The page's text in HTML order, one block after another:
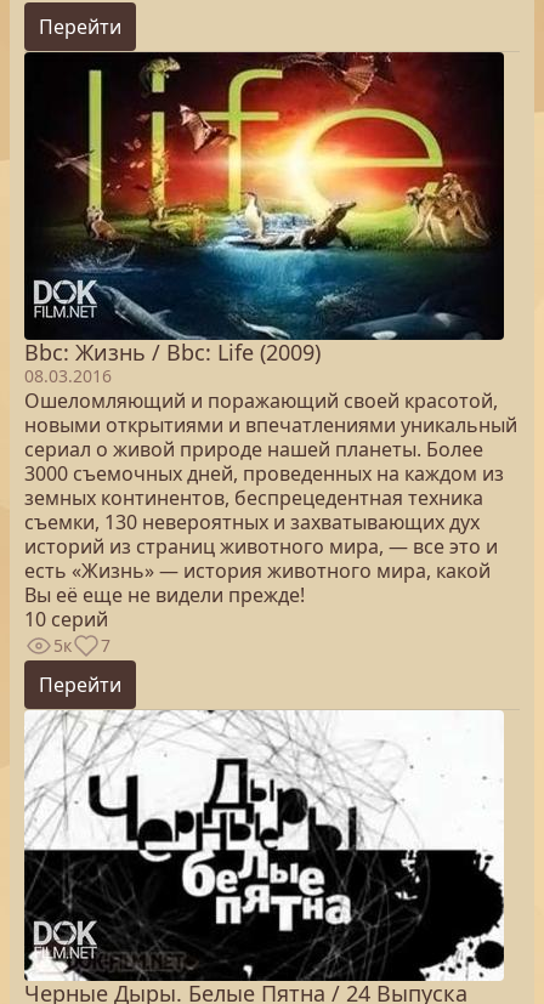
Перейти
Bbc: Жизнь / Bbc: Life (2009)
08.03.2016
Ошеломляющий и поражающий своей красотой,
новыми открытиями и впечатлениями уникальный
сериал о живой природе нашей планеты. Более
3000 съемочных дней, проведенных на каждом из
земных континентов, беспрецедентная техника
съемки, 130 невероятных и захватывающих дух
историй из страниц животного мира, — все это и
есть «Жизнь» — история животного мира, какой
Вы её еще не видели прежде!
10 серий
5к 7
Перейти
Черные Дыры. Белые Пятна / 24 Выпуска